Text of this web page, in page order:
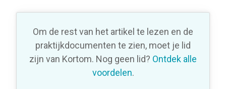
Om de rest van het artikel te lezen en de
praktijkdocumenten te zien, moet je lid
zijn van Kortom. Nog geen lid? Ontdek alle
voordelen.